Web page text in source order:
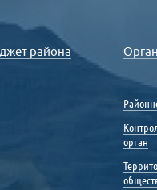
района
орган